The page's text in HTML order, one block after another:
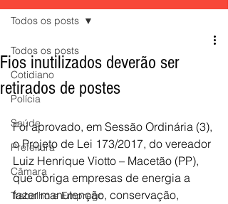
Todos os posts
Cotidiano
Polícia
Saúde
Prefeitura
Câmara
Trabalho e Emprego
Todos os posts
Fios inutilizados deverão ser
retirados de postes
Foi aprovado, em Sessão Ordinária (3),
o Projeto de Lei 173/2017, do vereador
Luiz Henrique Viotto – Macetão (PP),
que obriga empresas de energia a
fazer manutenção, conservação,